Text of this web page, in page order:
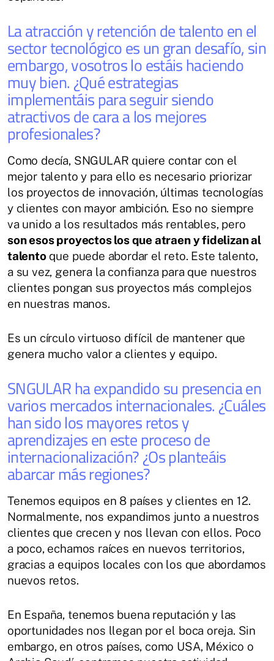
La atracción y retención de talento en el
sector tecnológico es un gran desafío, sin
embargo, vosotros lo estáis haciendo
muy bien. ¿Qué estrategias
implementáis para seguir siendo
atractivos de cara a los mejores
profesionales?
Como decía, SNGULAR quiere contar con el
mejor talento y para ello es necesario priorizar
los proyectos de innovación, últimas tecnologías
y clientes con mayor ambición. Eso no siempre
va unido a los resultados más rentables, pero
son esos proyectos los que atraen y fidelizan al
talentoque puede abordar el reto. Este talento,
a su vez, genera la confianza para que nuestros
clientes pongan sus proyectos más complejos
en nuestras manos.
Es un círculo virtuoso difícil de mantener que
genera mucho valor a clientes y equipo.
SNGULAR ha expandido su presencia en
varios mercados internacionales. ¿Cuáles
han sido los mayores retos y
aprendizajes en este proceso de
internacionalización? ¿Os planteáis
abarcar más regiones?
Tenemos equipos en 8 países y clientes en 12.
Normalmente, nos expandimos junto a nuestros
clientes que crecen y nos llevan con ellos. Poco
a poco, echamos raíces en nuevos territorios,
gracias a equipos locales con los que abordamos
nuevos retos.
En España, tenemos buena reputación y las
oportunidades nos llegan por el boca oreja. Sin
embargo, en otros países, como USA, México o